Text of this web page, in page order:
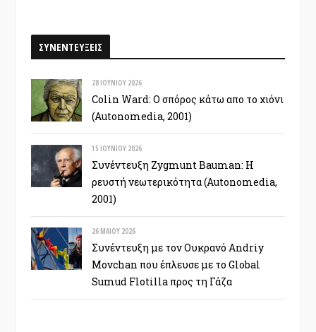
ΣΥΝΕΝΤΕΥΞΕΙΣ
28 ΙΟΥΝΊΟΥ 2026
Colin Ward: Ο σπόρος κάτω απο το χιόνι
(Autonomedia, 2001)
15 ΙΟΥΝΊΟΥ 2026
Συνέντευξη Zygmunt Bauman: Η
ρευστή νεωτερικότητα (Autonomedia,
2001)
26 ΜΑΪ́ΟΥ 2026
Συνέντευξη με τον Ουκρανό Andriy
Movchan που έπλευσε με το Global
Sumud Flotilla προς τη Γάζα